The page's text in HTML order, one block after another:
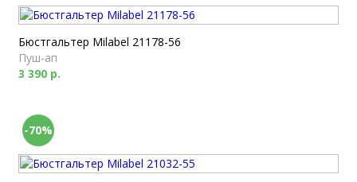
Бюстгальтер Milabel 21178-56
Пуш-ап
3 390 р.
-70%